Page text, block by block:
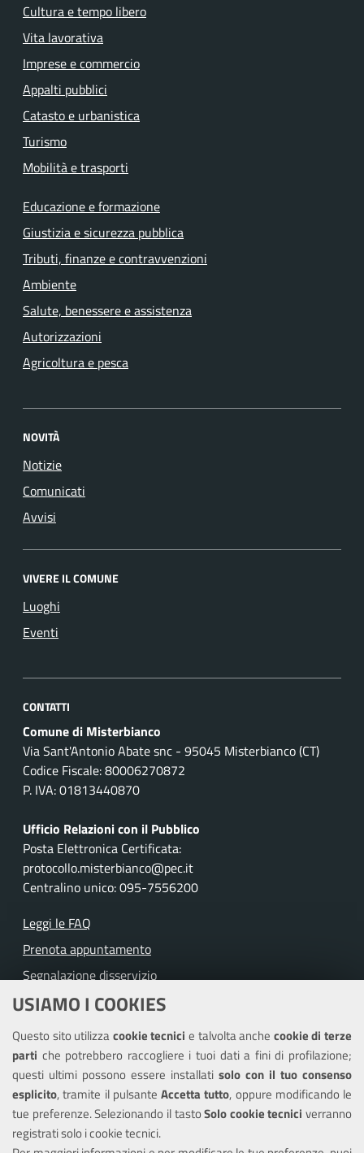
USIAMO I COOKIES
Questo sito utilizzacookie tecnicie talvolta anche cookie di terze
parti che potrebbero raccogliere i tuoi dati a fini di profilazione;
questi ultimi possono essere installati solo con il tuo consenso
esplicito, tramite il pulsante Accetta tutto, oppure modificando le
tue preferenze. Selezionando il tastoSolo cookie tecnici verranno
registrati solo i cookie tecnici.
Cultura e tempo libero
Vita lavorativa
Imprese e commercio
Appalti pubblici
Catasto e urbanistica
Turismo
Mobilità e trasporti
Educazione e formazione
Giustizia e sicurezza pubblica
Tributi, finanze e contravvenzioni
Ambiente
Salute, benessere e assistenza
Autorizzazioni
Agricoltura e pesca
NOVITÀ
Notizie
Comunicati
Avvisi
VIVERE IL COMUNE
Luoghi
Eventi
CONTATTI
Comune di Misterbianco
Via Sant'Antonio Abate snc - 95045 Misterbianco (CT)
Codice Fiscale: 80006270872
P. IVA: 01813440870
Ufficio Relazioni con il Pubblico
Posta Elettronica Certificata:
protocollo.misterbianco@pec.it
Centralino unico: 095-7556200
Leggi le FAQ
Prenota appuntamento
Segnalazione disservizio
Richiesta assistenza
Amministrazione trasparente
Informativa privacy
Note legali
Piano di miglioramento del sito
Dichiarazione di accessibilità